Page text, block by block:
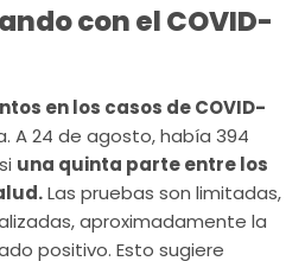
con el COVID-
en los casos de COVID-
A 24 de agosto, había 394
una quinta parte entre los
Las pruebas son limitadas,
aproximadamente la
positivo. Esto sugiere